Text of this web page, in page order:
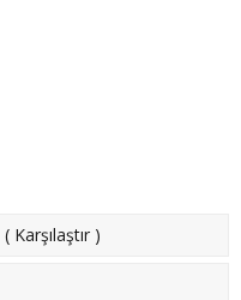
( Karşılaştır )